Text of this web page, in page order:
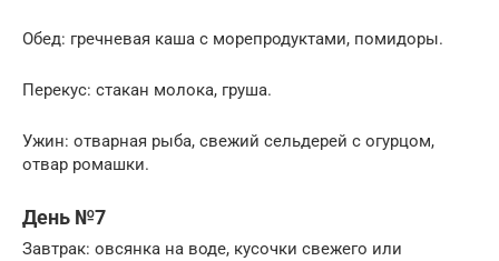
Обед: гречневая каша с морепродуктами, помидоры.
Перекус: стакан молока, груша.
Ужин: отварная рыба, свежий сельдерей с огурцом,
отвар ромашки.
День №7
Завтрак: овсянка на воде, кусочки свежего или